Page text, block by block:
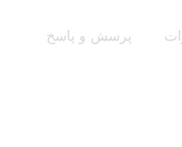
پرسش و پاسخ